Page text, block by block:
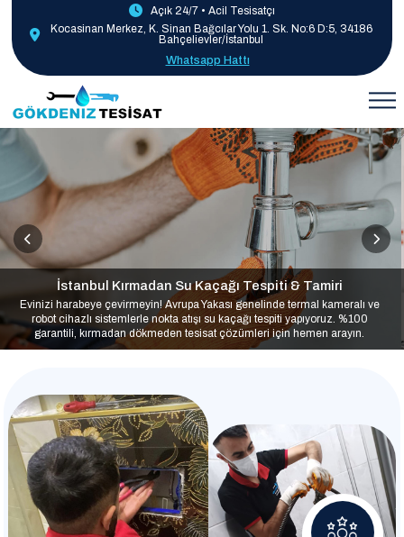
Açık 24/7 • Acil Tesisatçı
Kocasinan Merkez, K. Sinan Bağcılar Yolu 1. Sk. No:6 D:5, 34186
Bahçelievler/İstanbul
Whatsapp Hattı
İstanbul Kırmadan Su Kaçağı Tespiti & Tamiri
Evinizi harabeye çevirmeyin! Avrupa Yakası genelinde termal kameralı ve
robot cihazlı sistemlerle nokta atışı su kaçağı tespiti yapıyoruz. %100
garantili, kırmadan dökmeden tesisat çözümleri için hemen arayın.